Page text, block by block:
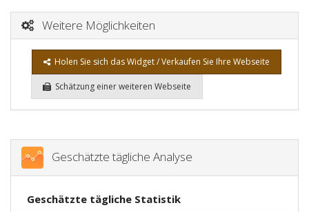
Weitere Möglichkeiten
Holen Sie sich das Widget / Verkaufen Sie Ihre Webseite
Schätzung einer weiteren Webseite
Geschätzte tägliche Analyse
Geschätzte tägliche Statistik